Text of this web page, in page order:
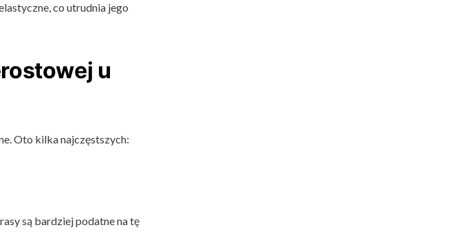
co utrudnia jego
u
Oto kilka najczęstszych:
są bardziej podatne na tę